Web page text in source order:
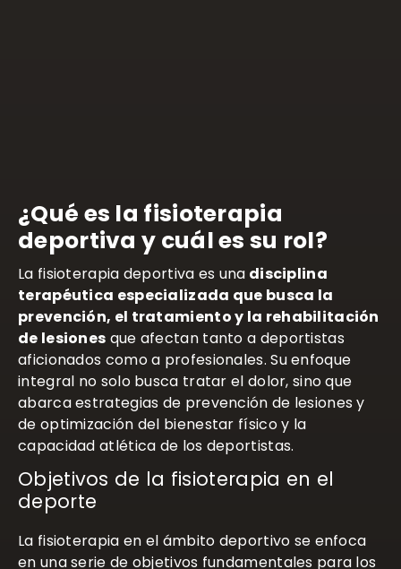
¿Qué es la fisioterapia
deportiva y cuál es su rol?
La fisioterapia deportiva es una disciplina
terapéutica especializada que busca la
prevención, el tratamiento y la rehabilitación
de lesiones que afectan tanto a deportistas
aficionados como a profesionales. Su enfoque
integral no solo busca tratar el dolor, sino que
abarca estrategias de prevención de lesiones y
de optimización del bienestar físico y la
capacidad atlética de los deportistas.
Objetivos de la fisioterapia en el
deporte
La fisioterapia en el ámbito deportivo se enfoca
en una serie de objetivos fundamentales para los